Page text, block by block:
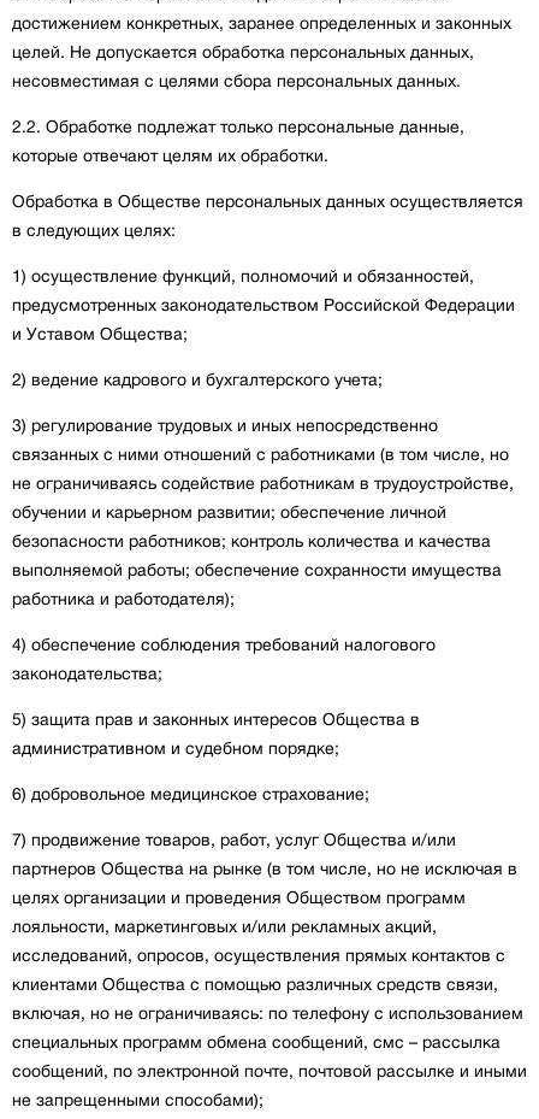
достижением конкретных, заранее определенных и законных
целей. Не допускается обработка персональных данных,
несовместимая с целями сбора персональных данных.
2.2. Обработке подлежат только персональные данные,
которые отвечают целям их обработки.
Обработка в Обществе персональных данных осуществляется
в следующих целях:
1) осуществление функций, полномочий и обязанностей,
предусмотренных законодательством Российской Федерации
и Уставом Общества;
2) ведение кадрового и бухгалтерского учета;
3) регулирование трудовых и иных непосредственно
связанных с ними отношений с работниками (в том числе, но
не ограничиваясь содействие работникам в трудоустройстве,
обучении и карьерном развитии; обеспечение личной
безопасности работников; контроль количества и качества
выполняемой работы; обеспечение сохранности имущества
работника и работодателя);
4) обеспечение соблюдения требований налогового
законодательства;
5) защита прав и законных интересов Общества в
административном и судебном порядке;
6) добровольное медицинское страхование;
7) продвижение товаров, работ, услуг Общества и/или
партнеров Общества на рынке (в том числе, но не исключая в
целях организации и проведения Обществом программ
лояльности, маркетинговых и/или рекламных акций,
исследований, опросов, осуществления прямых контактов с
клиентами Общества с помощью различных средств связи,
включая, но не ограничиваясь: по телефону с использованием
специальных программ обмена сообщений, смс – рассылка
сообщений, по электронной почте, почтовой рассылке и иными
не запрещенными способами);